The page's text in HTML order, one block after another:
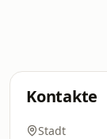
Kontakte
Stadt